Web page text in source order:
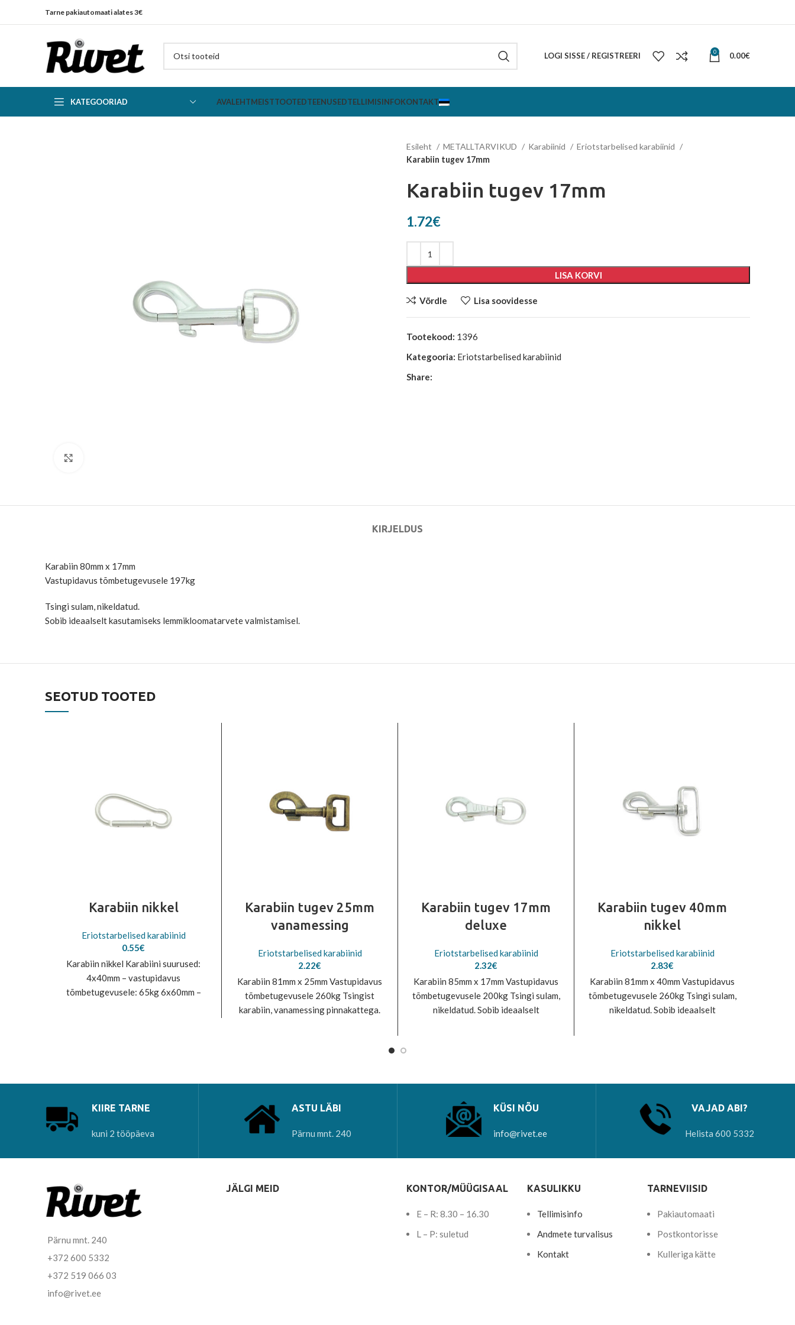
Tarne pakiautomaati alates 3€
LOGI SISSE / REGISTREERI 0 0.00€
KATEGOORIAD AVALEHTMEISTTOOTEDTEENUSEDTELLIMISINFOKONTAKT
Esileht METALLTARVIKUD Karabiinid
Eriotstarbelised karabiinid
Karabiin tugev 17mm
Karabiin tugev 17mm
1.72€
LISA KORVI
Võrdle Lisa soovidesse
Tootekood: 1396
Kategooria: Eriotstarbelised karabiinid
Share:
KIRJELDUS
Karabiin 80mm x 17mm
Vastupidavus tõmbetugevusele 197kg
Tsingi sulam, nikeldatud.
Sobib ideaalselt kasutamiseks lemmikloomatarvete valmistamisel.
SEOTUD TOOTED
Karabiin nikkel
Eriotstarbelised karabiinid
0.55€
Karabiin nikkel Karabiini suurused:
4x40mm – vastupidavus
tõmbetugevusele: 65kg 6x60mm –
Karabiin tugev 25mm
vanamessing
Eriotstarbelised karabiinid
2.22€
Karabiin 81mm x 25mm Vastupidavus
tõmbetugevusele 260kg Tsingist
karabiin, vanamessing pinnakattega.
Karabiin tugev 17mm
deluxe
Eriotstarbelised karabiinid
2.32€
Karabiin 85mm x 17mm Vastupidavus
tõmbetugevusele 200kg Tsingi sulam,
nikeldatud. Sobib ideaalselt
Karabiin tugev 40mm
nikkel
Eriotstarbelised karabiinid
2.83€
Karabiin 81mm x 40mm Vastupidavus
tõmbetugevusele 260kg Tsingi sulam,
nikeldatud. Sobib ideaalselt
KIIRE TARNE
kuni 2 tööpäeva
ASTU LÄBI
Pärnu mnt. 240
KÜSI NÕU
info@rivet.ee
VAJAD ABI?
Helista 600 5332
Pärnu mnt. 240
+372 600 5332
+372 519 066 03
info@rivet.ee
JÄLGI MEID KONTOR/MÜÜGISAAL
E – R: 8.30 – 16.30
L – P: suletud
KASULIKKU
Tellimisinfo
Andmete turvalisus
Kontakt
TARNEVIISID
Pakiautomaati
Postkontorisse
Kulleriga kätte